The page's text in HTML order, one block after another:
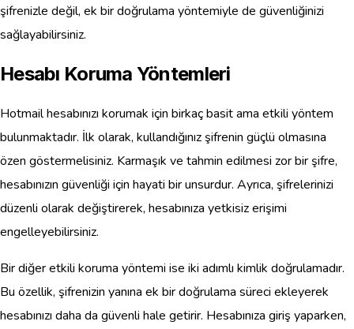
şifrenizle değil, ek bir doğrulama yöntemiyle de güvenliğinizi
sağlayabilirsiniz.
Hesabı Koruma Yöntemleri
Hotmail hesabınızı korumak için birkaç basit ama etkili yöntem
bulunmaktadır. İlk olarak, kullandığınız şifrenin güçlü olmasına
özen göstermelisiniz. Karmaşık ve tahmin edilmesi zor bir şifre,
hesabınızın güvenliği için hayati bir unsurdur. Ayrıca, şifrelerinizi
düzenli olarak değiştirerek, hesabınıza yetkisiz erişimi
engelleyebilirsiniz.
Bir diğer etkili koruma yöntemi ise iki adımlı kimlik doğrulamadır.
Bu özellik, şifrenizin yanına ek bir doğrulama süreci ekleyerek
hesabınızı daha da güvenli hale getirir. Hesabınıza giriş yaparken,